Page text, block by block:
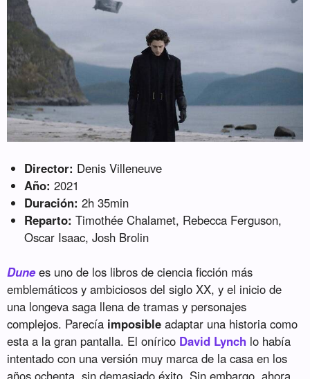
Director: Denis Villeneuve
Año: 2021
Duración: 2h 35min
Reparto: Timothée Chalamet, Rebecca Ferguson,
Oscar Isaac, Josh Brolin
Dunees uno de los libros de ciencia ficción más
emblemáticos y ambiciosos del siglo XX, y el inicio de
una longeva saga llena de tramas y personajes
complejos. Parecía imposible adaptar una historia como
esta a la gran pantalla. El onírico David Lynch lo había
intentado con una versión muy marca de la casa en los
años ochenta, sin demasiado éxito. Sin embargo, ahora